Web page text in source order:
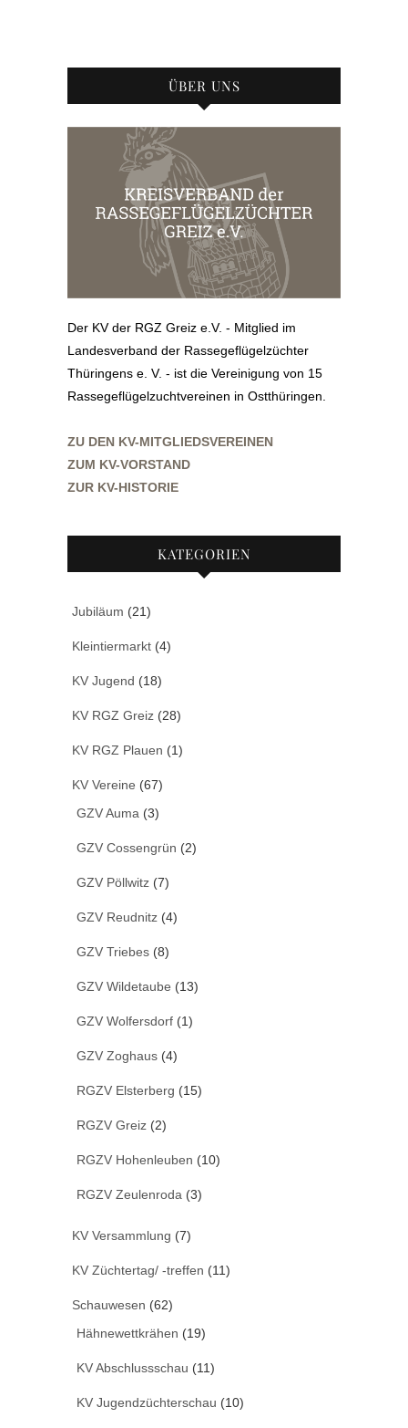
ÜBER UNS
Der KV der RGZ Greiz e.V. - Mitglied im
Landesverband der Rassegeflügelzüchter
Thüringens e. V. - ist die Vereinigung von 15
Rassegeflügelzuchtvereinen in Ostthüringen.
ZU DEN KV-MITGLIEDSVEREINEN
ZUM KV-VORSTAND
ZUR KV-HISTORIE
KATEGORIEN
Jubiläum (21)
Kleintiermarkt (4)
KV Jugend (18)
KV RGZ Greiz (28)
KV RGZ Plauen (1)
KV Vereine (67)
GZV Auma (3)
GZV Cossengrün (2)
GZV Pöllwitz (7)
GZV Reudnitz (4)
GZV Triebes (8)
GZV Wildetaube (13)
GZV Wolfersdorf (1)
GZV Zoghaus (4)
RGZV Elsterberg (15)
RGZV Greiz (2)
RGZV Hohenleuben (10)
RGZV Zeulenroda (3)
KV Versammlung (7)
KV Züchtertag/ -treffen (11)
Schauwesen (62)
Hähnewettkrähen (19)
KV Abschlussschau (11)
KV Jugendzüchterschau (10)